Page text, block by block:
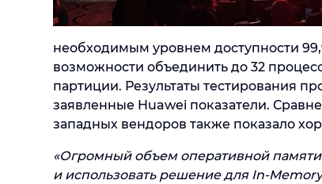
необходимым уровнем доступности
возможности объединить до 32
партиции. Результаты тестирования
заявленные Huawei показатели.
западных вендоров также показало
«Огромный объем оперативной
и использовать решение для In-